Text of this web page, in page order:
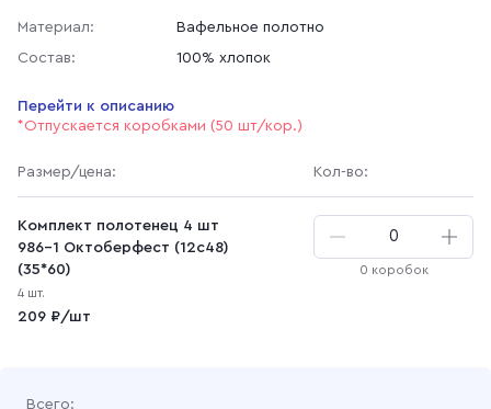
Материал:
Вафельное полотно
Состав:
100% хлопок
Перейти к описанию
*Отпускается коробками (50 шт/кор.)
Размер/цена: Кол-во:
Комплект полотенец 4 шт
986-1 Октоберфест (12с48)
(35*60)
4 шт.
209 ₽/шт
0 коробок
Всего: